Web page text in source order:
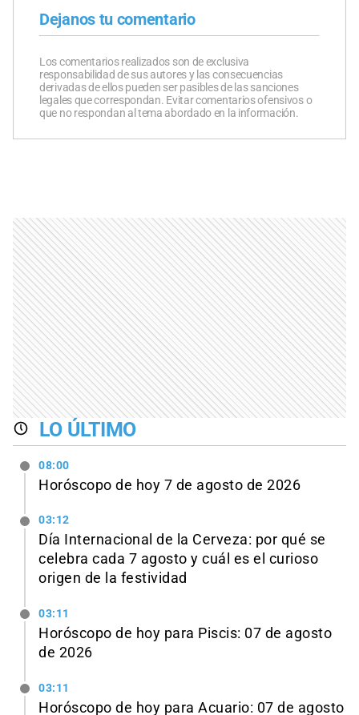
Dejanos tu comentario
Los comentarios realizados son de exclusiva
responsabilidad de sus autores y las consecuencias
derivadas de ellos pueden ser pasibles de las sanciones
legales que correspondan. Evitar comentarios ofensivos o
que no respondan al tema abordado en la información.
LO ÚLTIMO
08:00
Horóscopo de hoy 7 de agosto de 2026
03:12
Día Internacional de la Cerveza: por qué se
celebra cada 7 agosto y cuál es el curioso
origen de la festividad
03:11
Horóscopo de hoy para Piscis: 07 de agosto
de 2026
03:11
Horóscopo de hoy para Acuario: 07 de agosto